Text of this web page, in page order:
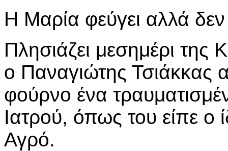
Η Μαρία φεύγει αλλά δεν
Πλησιάζει μεσημέρι της
ο Παναγιώτης Τσιάκκας
φούρνο ένα
Ιατρού, όπως του είπε ο
Αγρό.